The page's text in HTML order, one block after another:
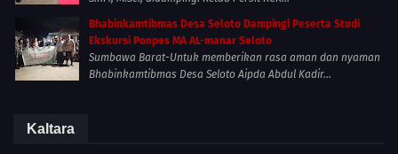
Bhabinkamtibmas Desa Seloto Dampingi Peserta Studi
Ekskursi Ponpes MA AL-manar Seloto
Sumbawa Barat-Untuk memberikan rasa aman dan nyaman
Bhabinkamtibmas Desa Seloto Aipda Abdul Kadir...
Kaltara